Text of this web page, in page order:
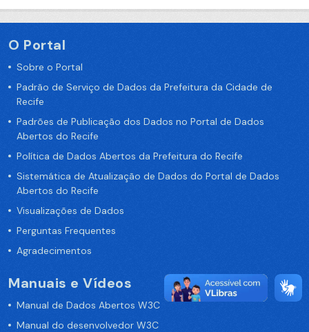
O Portal
Sobre o Portal
Padrão de Serviço de Dados da Prefeitura da Cidade de
Recife
Padrões de Publicação dos Dados no Portal de Dados
Abertos do Recife
Política de Dados Abertos da Prefeitura do Recife
Sistemática de Atualização de Dados do Portal de Dados
Abertos do Recife
Visualizações de Dados
Perguntas Frequentes
Agradecimentos
Manuais e Vídeos
Manual de Dados Abertos W3C
Manual do desenvolvedor W3C